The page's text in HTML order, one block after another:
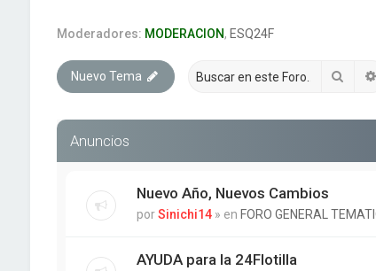
Moderadores: MODERACION, ESQ24F
Nuevo Tema Buscar
Anuncios
Nuevo Año, Nuevos Cambios
porSinichi14 » en FORO GENERAL
AYUDA para la 24Flotilla